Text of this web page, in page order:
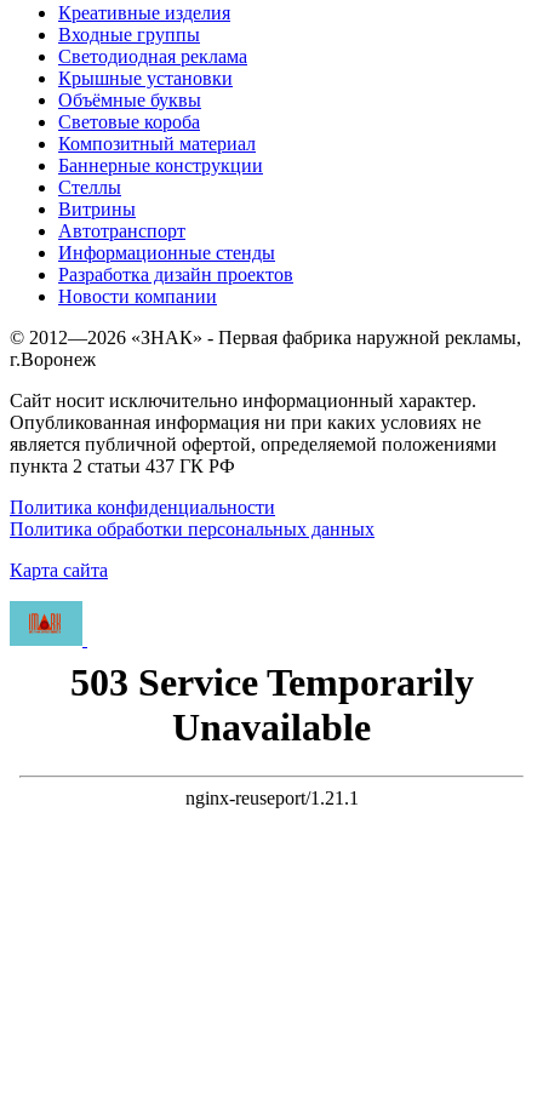
Креативные изделия
Входные группы
Светодиодная реклама
Крышные установки
Объёмные буквы
Световые короба
Композитный материал
Баннерные конструкции
Стеллы
Витрины
Автотранспорт
Информационные стенды
Разработка дизайн проектов
Новости компании
© 2012—2026 «ЗНАК» - Первая фабрика наружной рекламы,
г.Воронеж
Сайт носит исключительно информационный характер.
Опубликованная информация ни при каких условиях не
является публичной офертой, определяемой положениями
пункта 2 статьи 437 ГК РФ
Политика конфиденциальности
Политика обработки персональных данных
Карта сайта